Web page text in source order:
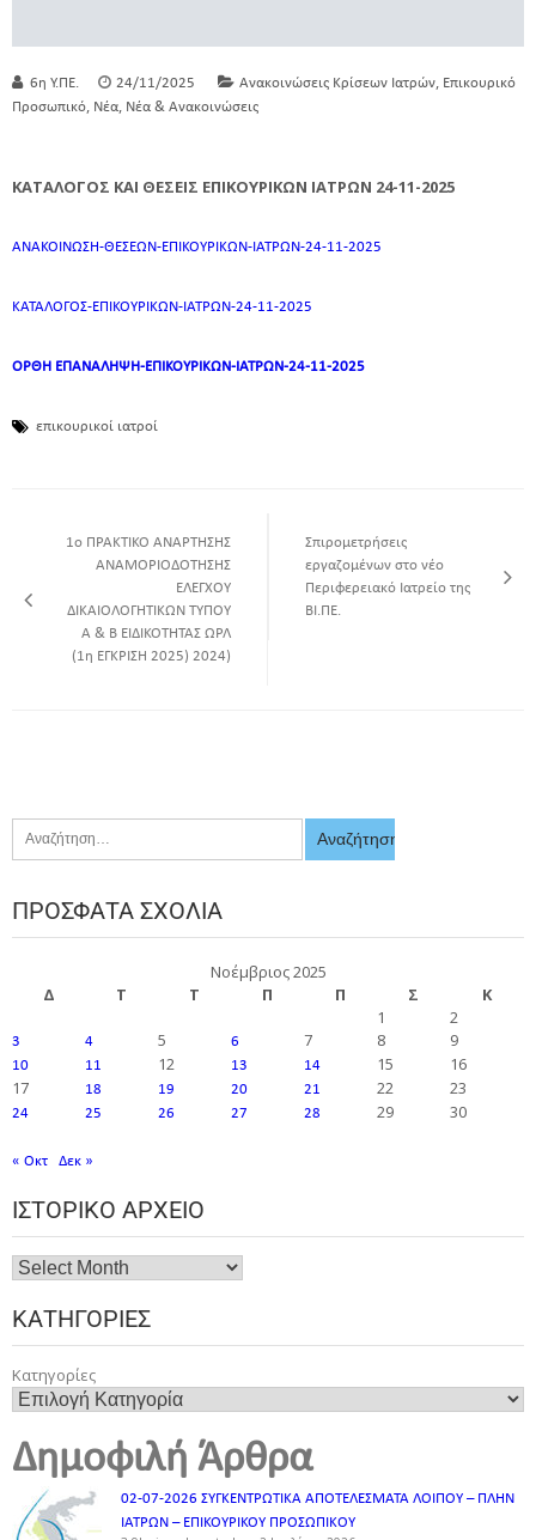
6η Υ.ΠΕ. 24/11/2025 Ανακοινώσεις Κρίσεων Ιατρών Επικουρικό
Προσωπικό Νέα Νέα & Ανακοινώσεις
ΚΑΤΑΛΟΓΟΣ ΚΑΙ ΘΕΣΕΙΣ ΕΠΙΚΟΥΡΙΚΩΝ ΙΑΤΡΩΝ 24-11-2025
ΑΝΑΚΟΙΝΩΣΗ-ΘΕΣΕΩΝ-ΕΠΙΚΟΥΡΙΚΩΝ-ΙΑΤΡΩΝ-24-11-2025
ΚΑΤΑΛΟΓΟΣ-ΕΠΙΚΟΥΡΙΚΩΝ-ΙΑΤΡΩΝ-24-11-2025
ΟΡΘΗ ΕΠΑΝΑΛΗΨΗ-ΕΠΙΚΟΥΡΙΚΩΝ-ΙΑΤΡΩΝ-24-11-2025
επικουρικοί ιατροί
1ο ΠΡΑΚΤΙΚΟ ΑΝΑΡΤΗΣΗΣ
ΑΝΑΜΟΡΙΟΔΟΤΗΣΗΣ
ΕΛΕΓΧΟΥ
ΔΙΚΑΙΟΛΟΓΗΤΙΚΩΝ ΤΥΠΟΥ
Α & Β ΕΙΔΙΚΟΤΗΤΑΣ ΩΡΛ
(1η ΕΓΚΡΙΣΗ 2025) 2024)
Σπιρομετρήσεις
εργαζομένων στο νέο
Περιφερειακό Ιατρείο της
ΒΙ.ΠΕ.
ΠΡΌΣΦΑΤΑ ΣΧΌΛΙΑ
Νοέμβριος 2025
Δ
Τ Τ Π Π Σ
Κ
1
2
3 4 5 6 7 8 9
10 11 12 13 14 15
16
17
18 19 20 21 22 23
24 25 26 27 28 29 30
« Οκτ Δεκ »
ΙΣΤΟΡΙΚΌ ΑΡΧΕΊΟ
ΚΑΤΗΓΟΡΊΕΣ
Κατηγορίες
Δημοφιλή Άρθρα
02-07-2026 ΣΥΓΚΕΝΤΡΩΤΙΚΑ ΑΠΟΤΕΛΕΣΜΑΤΑ ΛΟΙΠΟΥ – ΠΛΗΝ
ΙΑΤΡΩΝ – ΕΠΙΚΟΥΡΙΚΟΥ ΠΡΟΣΩΠΙΚOY